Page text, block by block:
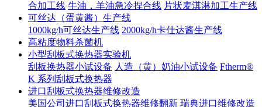
合加工线 牛油，羊油急冷捏合线 片状麦淇淋加工生产线
可丝达（蛋黄酱）生产线
1000kg/h可丝达生产线 2000kg/h卡仕达酱生产线
高粘度物料杀菌机
小型刮板式换热器实验机
刮板换热器小试设备 人造（黄）奶油小试设备 Ftherm®
K 系列刮板式换热器
进口刮板式换热器维修改造
美国公司进口刮板式换热器维修翻新 瑞典进口维修改造